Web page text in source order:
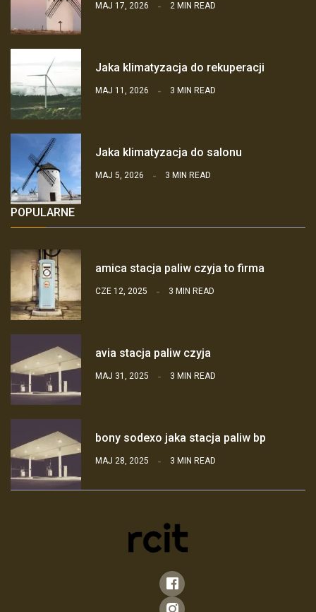
MAJ 17, 2026 2 MIN READ
Jaka klimatyzacja do rekuperacji
MAJ 11, 2026 3 MIN READ
Jaka klimatyzacja do salonu
MAJ 5, 2026 3 MIN READ
POPULARNE
amica stacja paliw czyja to firma
CZE 12, 2025 3 MIN READ
avia stacja paliw czyja
MAJ 31, 2025 3 MIN READ
bony sodexo jaka stacja paliw bp
MAJ 28, 2025 3 MIN READ